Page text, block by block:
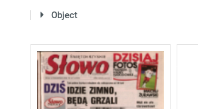
Object